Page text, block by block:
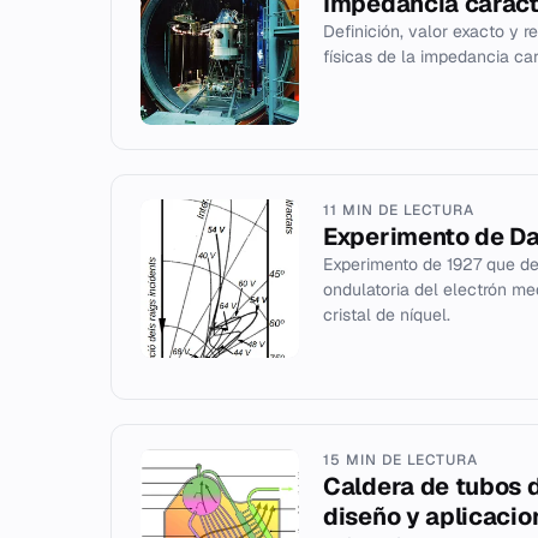
Definición, valor exacto y
físicas de la impedancia
11 MIN DE LECTURA
Experimento de
Experimento de 1927 que
ondulatoria del electrón
cristal de níquel.
15 MIN DE LECTURA
Caldera de tubos
diseño y